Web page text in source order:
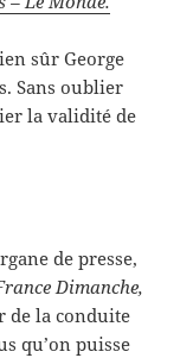
sûr George
Sans oublier
la validité de
de presse,
Dimanche,
la conduite
qu’on puisse